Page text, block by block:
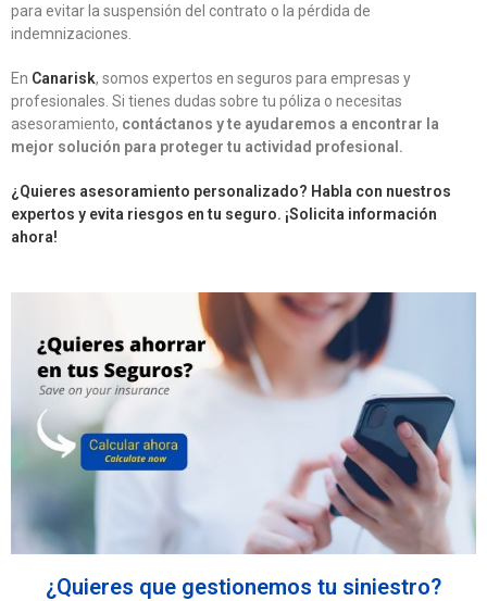
para evitar la suspensión del contrato o la pérdida de
indemnizaciones.
En Canarisk, somos expertos en seguros para empresas y
profesionales. Si tienes dudas sobre tu póliza o necesitas
asesoramiento, contáctanos y te ayudaremos a encontrar la
mejor solución para proteger tu actividad profesional.
¿Quieres asesoramiento personalizado? Habla con nuestros
expertos y evita riesgos en tu seguro. ¡Solicita información
ahora!
¿Quieres que gestionemos tu siniestro?